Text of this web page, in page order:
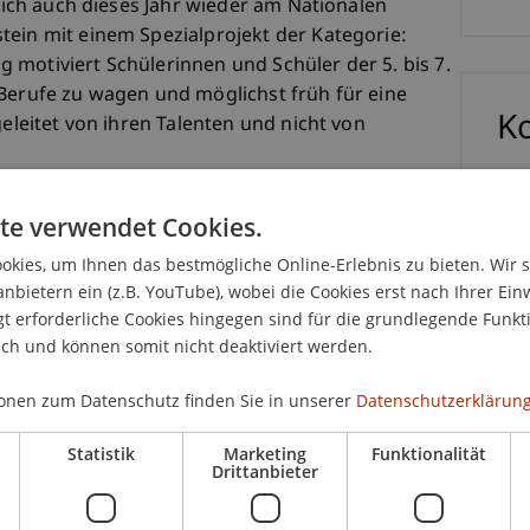
auch dieses Jahr wieder am Nationalen
mit einem Spezialprojekt der Kategorie:
motiviert Schülerinnen und Schüler der 5. bis 7.
zu wagen und möglichst früh für eine
von ihren Talenten und nicht von
Wie macht Licht Architektur erst
und Licht erforschst du mit zwei
wie die Lichtstärke über
Oberflächen bestimmt werden kann.
du dann mit den anderen Teilnehmerinnen
verwendet Cookies.
um Ihnen das bestmögliche Online-Erlebnis zu bieten. Wir
ein (z.B. YouTube), wobei die Cookies erst nach Ihrer
erforderliche Cookies hingegen sind für die grundlegende
und können somit nicht deaktiviert werden.
zum Datenschutz finden Sie in unserer
Statistik Marketing
Drittanbieter
Funktionalität